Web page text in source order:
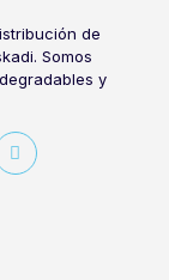
de
Somos
y